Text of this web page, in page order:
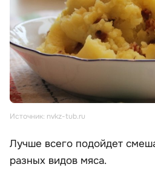
Источник: nvkz-tub.ru
Лучше всего подойдет
разных видов мяса.